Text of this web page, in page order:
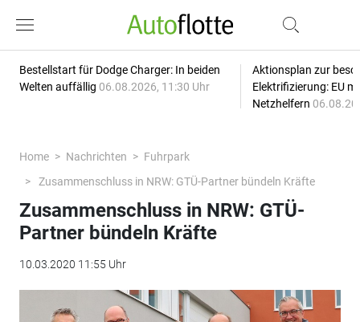
Bestellstart für Dodge Charger: In beiden
Welten auffällig 06.08.2026, 11:30 Uhr
Aktionsplan zur
Elektrifizierung: EU
Netzhelfern
Home Nachrichten
Fuhrpark
Zusammenschluss in NRW: GTÜ-Partner bündeln Kräfte
Zusammenschluss in NRW: GTÜ-
Partner bündeln Kräfte
10.03.2020 11:55 Uhr